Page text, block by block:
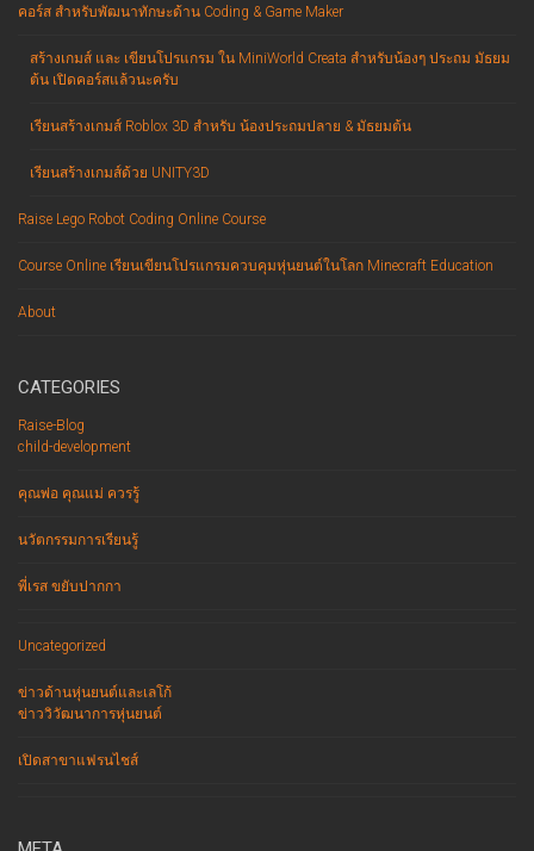
คอร์ส สำหรับพัฒนาทักษะด้าน Coding & Game Maker
สร้างเกมส์ และ เขียนโปรแกรม ใน MiniWorld Creata สำหรับน้องๆ ประถม มัธยม
ต้น เปิดคอร์สแล้วนะครับ
เรียนสร้างเกมส์ Roblox 3D สำหรับ น้องประถมปลาย & มัธยมต้น
เรียนสร้างเกมส์ด้วย UNITY3D
Raise Lego Robot Coding Online Course
Course Online เรียนเขียนโปรแกรมควบคุมหุ่นยนต์ในโลก Minecraft Education
About
CATEGORIES
Raise-Blog
child-development
คุณพ่อ คุณแม่ ควรรู้
นวัตกรรมการเรียนรู้
พี่เรส ขยับปากกา
Uncategorized
ข่าวด้านหุ่นยนต์และเลโก้
ข่าววิวัฒนาการหุ่นยนต์
เปิดสาขาแฟรนไชส์